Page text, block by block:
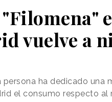
vuelve a
persona ha dedicado
el consumo respecto